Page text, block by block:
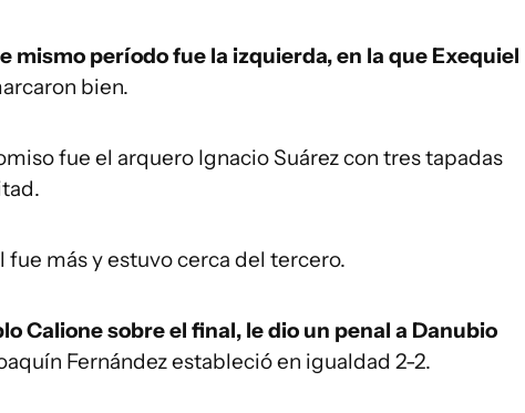
mismo período fue la izquierda, en la que Exequiel
bien.
fue el arquero Ignacio Suárez con tres tapadas
más y estuvo cerca del tercero.
Calione sobre el final, le dio un penal a Danubio
Fernández estableció en igualdad 2-2.